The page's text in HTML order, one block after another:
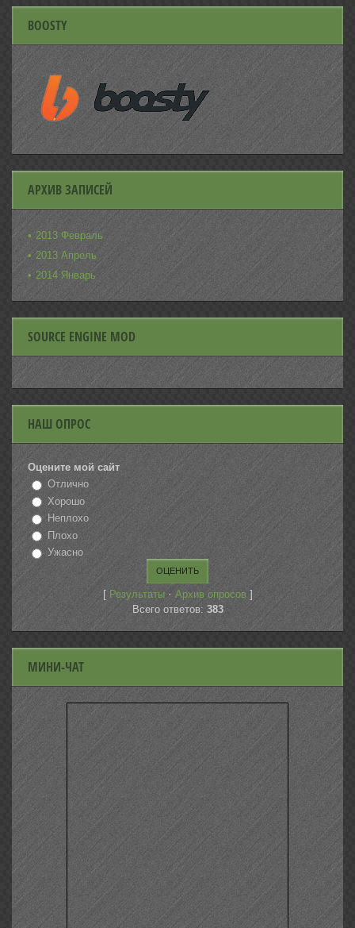
BOOSTY
АРХИВ ЗАПИСЕЙ
2013 Февраль
2013 Апрель
2014 Январь
SOURCE ENGINE MOD
НАШ ОПРОС
Оцените мой сайт
Отлично
Хорошо
Неплохо
Плохо
Ужасно
[ Результаты·Архив опросов ]
Всего ответов: 383
МИНИ-ЧАТ